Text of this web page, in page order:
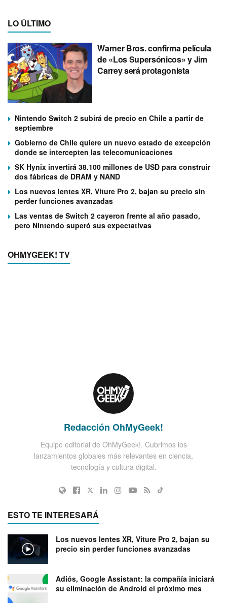
LO ÚLTIMO
Warner Bros. confirma película
de «Los Supersónicos» y Jim
Carrey será protagonista
Nintendo Switch 2 subirá de precio en Chile a partir de
septiembre
Gobierno de Chile quiere un nuevo estado de excepción
donde se intercepten las telecomunicaciones
SK Hynix invertirá 38.100 millones de USD para construir
dos fábricas de DRAM y NAND
Los nuevos lentes XR, Viture Pro 2, bajan su precio sin
perder funciones avanzadas
Las ventas de Switch 2 cayeron frente al año pasado,
pero Nintendo superó sus expectativas
OHMYGEEK! TV
Redacción OhMyGeek!
Equipo editorial de OhMyGeek!. Cubrimos los
lanzamientos globales más relevantes en ciencia,
tecnología y cultura digital.
ESTO TE INTERESARÁ
Los nuevos lentes XR, Viture Pro 2, bajan su
precio sin perder funciones avanzadas
Adiós, Google Assistant: la compañía iniciará
su eliminación de Android el próximo mes